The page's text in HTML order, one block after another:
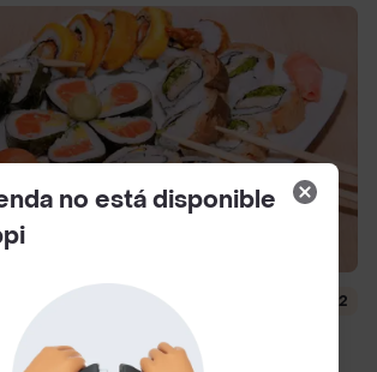
$ 6500
4.2
no está disponible